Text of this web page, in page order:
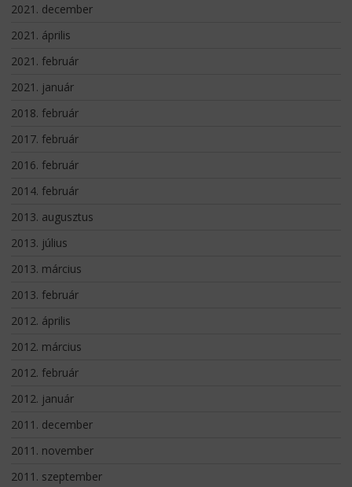
2021. december
2021. április
2021. február
2021. január
2018. február
2017. február
2016. február
2014. február
2013. augusztus
2013. július
2013. március
2013. február
2012. április
2012. március
2012. február
2012. január
2011. december
2011. november
2011. szeptember